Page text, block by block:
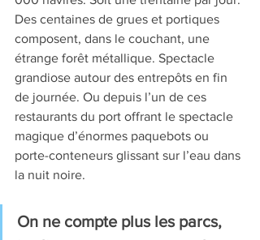
Des centaines de grues et portiques
composent, dans le couchant, une
étrange forêt métallique. Spectacle
grandiose autour des entrepôts en fin
de journée. Ou depuis l’un de ces
restaurants du port offrant le spectacle
magique d’énormes paquebots ou
porte-conteneurs glissant sur l’eau dans
la nuit noire.
On ne compte plus les parcs,